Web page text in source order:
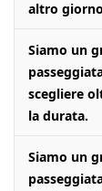
altro
Siamo un
scegliere
la durata.
Siamo un